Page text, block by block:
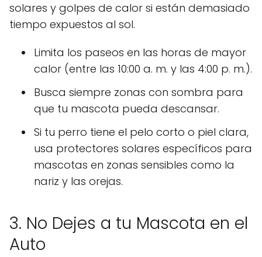
solares y golpes de calor si están demasiado
tiempo expuestos al sol.
Limita los paseos en las horas de mayor
calor (entre las 10:00 a. m. y las 4:00 p. m.).
Busca siempre zonas con sombra para
que tu mascota pueda descansar.
Si tu perro tiene el pelo corto o piel clara,
usa protectores solares específicos para
mascotas en zonas sensibles como la
nariz y las orejas.
3. No Dejes a tu Mascota en el
Auto